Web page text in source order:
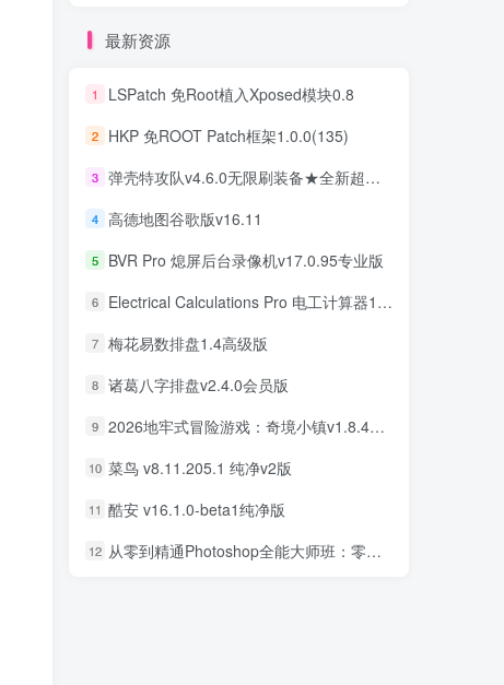
最新资源
1 LSPatch 免Root植入Xposed模块0.8
2 HKP 免ROOT Patch框架1.0.0(135)
3 弹壳特攻队v4.6.0无限刷装备★全新超爽动作射击割草游戏
4 高德地图谷歌版v16.11
5 BVR Pro 熄屏后台录像机v17.0.95专业版
6 Electrical Calculations Pro 电工计算器11.0.5专业版
7 梅花易数排盘1.4高级版
8 诸葛八字排盘v2.4.0会员版
9 2026地牢式冒险游戏：奇境小镇v1.8.411完美版
10 菜鸟 v8.11.205.1 纯净v2版
11 酷安 v16.1.0-beta1纯净版
12 从零到精通Photoshop全能大师班：零基础学PS，直通商业设计变现